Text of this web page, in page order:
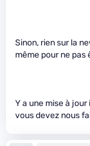
Sinon, rien sur la
même pour ne pas
Y a une mise à
vous devez nous